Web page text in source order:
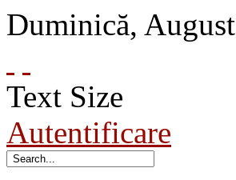
Duminică, August
Text Size
Autentificare